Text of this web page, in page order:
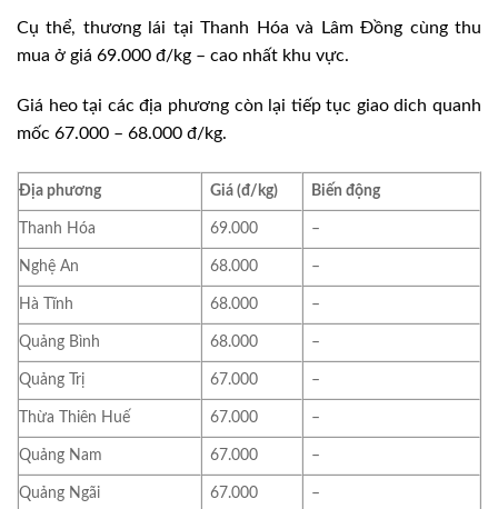
Cụ thể, thương lái tại Thanh Hóa và Lâm Đồng cùng thu
mua ở giá 69.000 đ/kg – cao nhất khu vực.
Giá heo tại các địa phương còn lại tiếp tục giao dich quanh
mốc 67.000 – 68.000 đ/kg.
Địa phương Giá (đ/kg) Biến động
Thanh Hóa 69.000 –
Nghệ An 68.000 –
Hà Tĩnh 68.000 –
Quảng Bình 68.000 –
Quảng Trị 67.000 –
Thừa Thiên Huế 67.000 –
Quảng Nam 67.000 –
Quảng Ngãi 67.000 –